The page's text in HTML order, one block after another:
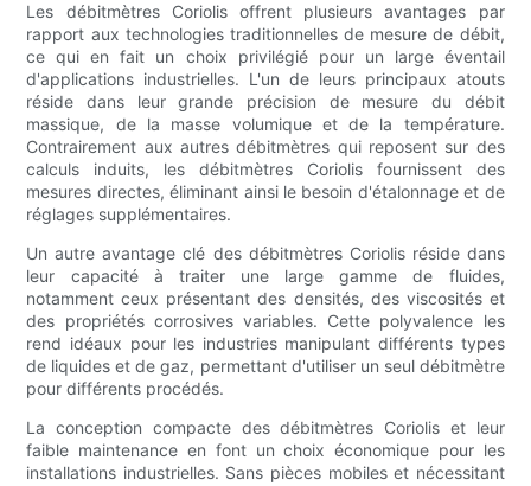
Les débitmètres Coriolis offrent plusieurs avantages par
rapport aux technologies traditionnelles de mesure de débit,
ce qui en fait un choix privilégié pour un large éventail
d'applications industrielles. L'un de leurs principaux atouts
réside dans leur grande précision de mesure du débit
massique, de la masse volumique et de la température.
Contrairement aux autres débitmètres qui reposent sur des
calculs induits, les débitmètres Coriolis fournissent des
mesures directes, éliminant ainsi le besoin d'étalonnage et de
réglages supplémentaires.
Un autre avantage clé des débitmètres Coriolis réside dans
leur capacité à traiter une large gamme de fluides,
notamment ceux présentant des densités, des viscosités et
des propriétés corrosives variables. Cette polyvalence les
rend idéaux pour les industries manipulant différents types
de liquides et de gaz, permettant d'utiliser un seul débitmètre
pour différents procédés.
La conception compacte des débitmètres Coriolis et leur
faible maintenance en font un choix économique pour les
installations industrielles. Sans pièces mobiles et nécessitant